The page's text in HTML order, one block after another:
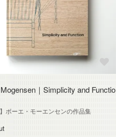
｜Simplicity and Functio
】ボーエ・モーエンセンの作品集